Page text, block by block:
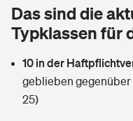
Tools
Wer versichert was: Jetzt
Glasversicherung
Mietkautionsversicherung
Kinderunfall­ver­si­che­rung
Kinderinvalidität
Dread-Disease-
Tierkrankenversicherung
Zur Übersicht
Das sind die
Typklassen für
10 in der
geblieben gegenüber
25)